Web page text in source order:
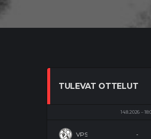
TULEVAT OTTELUT
14.8.2026
VPS -